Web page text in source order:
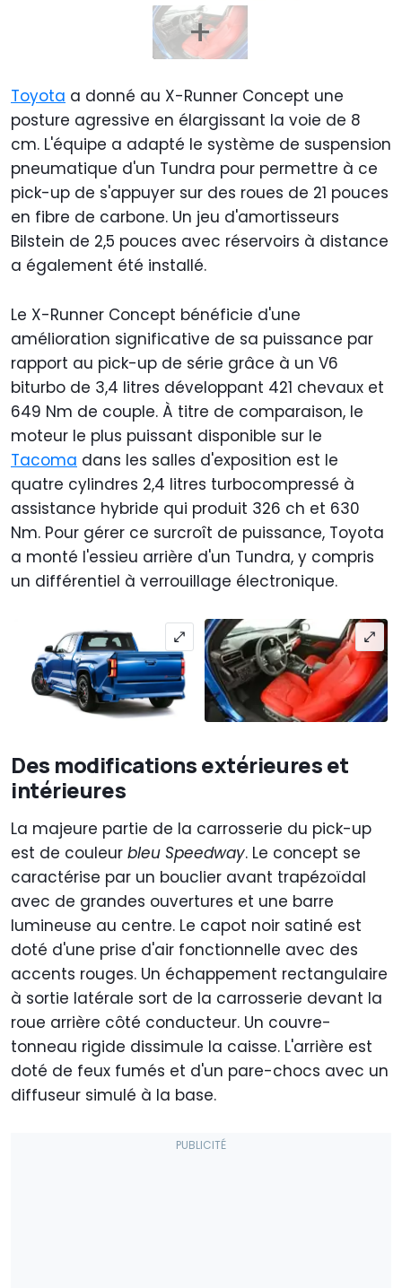
Toyota a donné au X-Runner Concept une
posture agressive en élargissant la voie de 8
cm. L'équipe a adapté le système de suspension
pneumatique d'un Tundra pour permettre à ce
pick-up de s'appuyer sur des roues de 21 pouces
en fibre de carbone. Un jeu d'amortisseurs
Bilstein de 2,5 pouces avec réservoirs à distance
a également été installé.
Le X-Runner Concept bénéficie d'une
amélioration significative de sa puissance par
rapport au pick-up de série grâce à un V6
biturbo de 3,4 litres développant 421 chevaux et
649 Nm de couple. À titre de comparaison, le
moteur le plus puissant disponible sur le
Tacoma dans les salles d'exposition est le
quatre cylindres 2,4 litres turbocompressé à
assistance hybride qui produit 326 ch et 630
Nm. Pour gérer ce surcroît de puissance, Toyota
a monté l'essieu arrière d'un Tundra, y compris
un différentiel à verrouillage électronique.
Des modifications extérieures et
intérieures
La majeure partie de la carrosserie du pick-up
est de couleur bleu Speedway. Le concept se
caractérise par un bouclier avant trapézoïdal
avec de grandes ouvertures et une barre
lumineuse au centre. Le capot noir satiné est
doté d'une prise d'air fonctionnelle avec des
accents rouges. Un échappement rectangulaire
à sortie latérale sort de la carrosserie devant la
roue arrière côté conducteur. Un couvre-
tonneau rigide dissimule la caisse. L'arrière est
doté de feux fumés et d'un pare-chocs avec un
diffuseur simulé à la base.